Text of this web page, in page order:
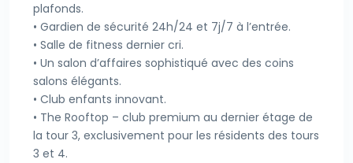
plafonds.
• Gardien de sécurité 24h/24 et 7j/7 à l’entrée.
• Salle de fitness dernier cri.
• Un salon d’affaires sophistiqué avec des coins
salons élégants.
• Club enfants innovant.
• The Rooftop – club premium au dernier étage de
la tour 3, exclusivement pour les résidents des tours
3 et 4.